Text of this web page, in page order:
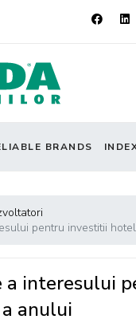
BRANDS
pentru investitii
a interesului
anului